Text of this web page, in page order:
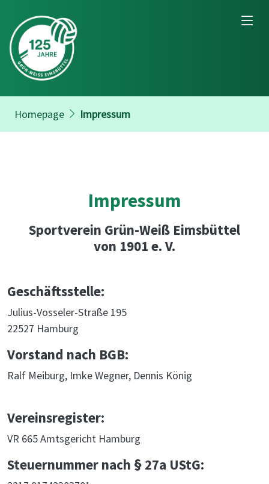
Homepage Impressum
Impressum
Sportverein Grün-Weiß Eimsbüttel
von 1901 e. V.
Geschäftsstelle:
Julius-Vosseler-Straße 195
22527 Hamburg
Vorstand nach BGB:
Ralf Meiburg, Imke Wegner, Dennis König
Vereinsregister:
VR 665 Amtsgericht Hamburg
Steuernummer nach § 27a UStG: